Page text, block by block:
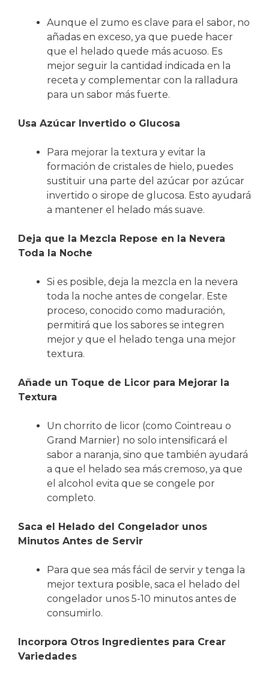
Aunque el zumo es clave para el sabor, no
añadas en exceso, ya que puede hacer
que el helado quede más acuoso. Es
mejor seguir la cantidad indicada en la
receta y complementar con la ralladura
para un sabor más fuerte.
Usa Azúcar Invertido o Glucosa
Para mejorar la textura y evitar la
formación de cristales de hielo, puedes
sustituir una parte del azúcar por azúcar
invertido o sirope de glucosa. Esto ayudará
a mantener el helado más suave.
Deja que la Mezcla Repose en la Nevera
Toda la Noche
Si es posible, deja la mezcla en la nevera
toda la noche antes de congelar. Este
proceso, conocido como maduración,
permitirá que los sabores se integren
mejor y que el helado tenga una mejor
textura.
Añade un Toque de Licor para Mejorar la
Textura
Un chorrito de licor (como Cointreau o
Grand Marnier) no solo intensificará el
sabor a naranja, sino que también ayudará
a que el helado sea más cremoso, ya que
el alcohol evita que se congele por
completo.
Saca el Helado del Congelador unos
Minutos Antes de Servir
Para que sea más fácil de servir y tenga la
mejor textura posible, saca el helado del
congelador unos 5-10 minutos antes de
consumirlo.
Incorpora Otros Ingredientes para Crear
Variedades